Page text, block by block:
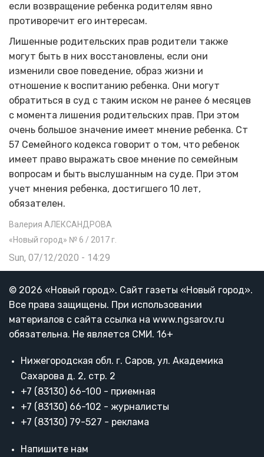
если возвращение ребенка родителям явно
противоречит его интересам.
Лишенные родительских прав родители также
могут быть в них восстановлены, если они
изменили свое поведение, образ жизни и
отношение к воспитанию ребенка. Они могут
обратиться в суд с таким иском не ранее 6 месяцев
с момента лишения родительских прав. При этом
очень большое значение имеет мнение ребенка. Ст
57 Семейного кодекса говорит о том, что ребенок
имеет право выражать свое мнение по семейным
вопросам и быть выслушанным на суде. При этом
учет мнения ребенка, достигшего 10 лет,
обязателен.
Валерия АЛЕКСАНДРОВА
«Новый город» № 6 / 2017 г.
Sun, 07/12/2020 - 14:29
© 2026 «Новый город». Cайт газеты «Новый город».
Все права защищены. При использовании
материалов с сайта ссылка на www.ngsarov.ru
обязательна. Не является СМИ. 16+
Нижегородская обл. г. Саров, ул. Академика
Сахарова д. 2, стр. 2
+7 (83130) 66-100 - приемная
+7 (83130) 66-102 - журналисты
+7 (83130) 79-527 - реклама
Напишите нам